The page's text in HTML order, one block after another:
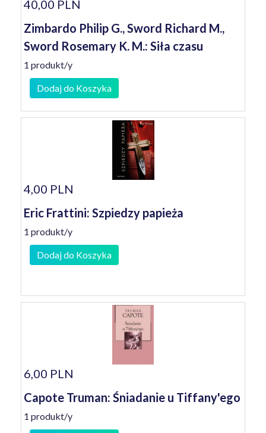
40,00 PLN
Zimbardo Philip G., Sword Richard M.,
Sword Rosemary K. M.: Siła czasu
1 produkt/y
Dodaj do Koszyka
4,00 PLN
Eric Frattini: Szpiedzy papieża
1 produkt/y
Dodaj do Koszyka
6,00 PLN
Capote Truman: Śniadanie u Tiffany'ego
1 produkt/y